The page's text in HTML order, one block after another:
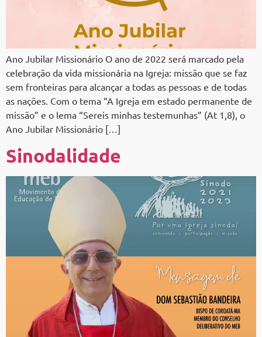
Ano Jubilar Missionário O ano de 2022 será marcado pela
celebração da vida missionária na Igreja: missão que se faz
sem fronteiras para alcançar a todas as pessoas e de todas
as nações. Com o tema “A Igreja em estado permanente de
missão” e o lema “Sereis minhas testemunhas” (At 1,8), o
Ano Jubilar Missionário […]
Sinodalidade